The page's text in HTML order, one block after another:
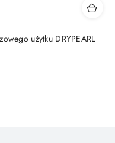
użytku DRYPEARL